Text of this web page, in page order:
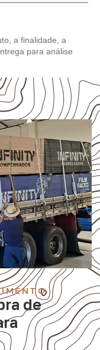
a finalidade, a
para análise
de